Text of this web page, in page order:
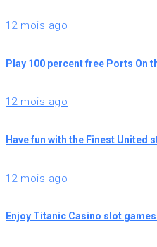
12 mois ago
Play 100 percent free Ports On
12 mois ago
Have fun with the Finest United
12 mois ago
Enjoy Titanic Casino slot